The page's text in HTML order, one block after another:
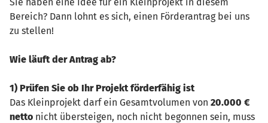
Bereich? Dann lohnt es sich, einen Förderantrag bei uns
zu stellen!
Wie läuft der Antrag ab?
1) Prüfen Sie ob Ihr Projekt förderfähig ist
Das Kleinprojekt darf ein Gesamtvolumen von 20.000 €
netto nicht übersteigen, noch nicht begonnen sein, muss